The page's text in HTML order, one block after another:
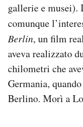
gallerie e musei).
comunque
Berlin, un film
aveva realizzato
chilometri che
Germania,
Berlino. Morì a